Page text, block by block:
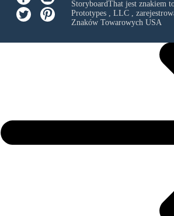
StoryboardThat jest znakiem
Prototypes , LLC,
Znaków Towarowych USA